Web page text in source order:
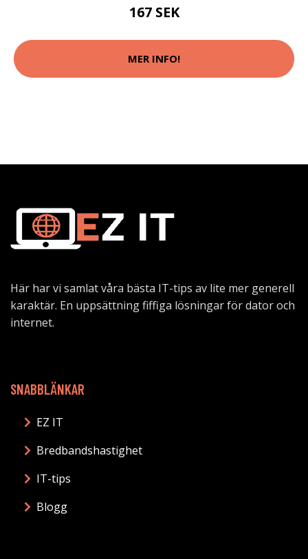
167 SEK
MER INFO!
Här har vi samlat våra bästa IT-tips av lite mer generell
karaktär. En uppsättning fiffiga lösningar för dator och
internet.
SNABBLÄNKAR
EZ IT
Bredbandshastighet
IT-tips
Blogg